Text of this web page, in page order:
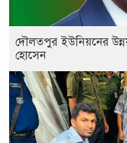
দৌলতপুর ইউনিয়নের
হোসেন